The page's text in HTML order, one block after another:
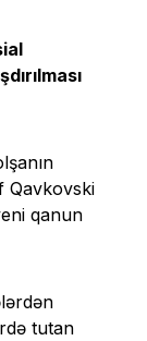
Qavkovski
qanun
tutan